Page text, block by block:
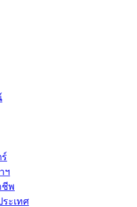
ฯ
ชีพ
ะเทศ